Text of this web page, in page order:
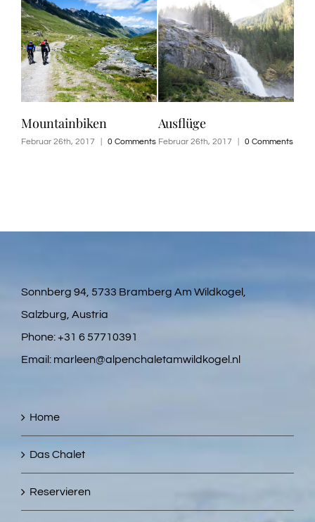
Mountainbiken
Februar 26th, 2017 0 Comments
Ausflüge
Februar 26th, 2017 0 Comments
Sonnberg 94, 5733 Bramberg Am Wildkogel,
Salzburg, Austria
Phone:+31 6 57710391
Email: marleen@alpenchaletamwildkogel.nl
Home
Das Chalet
Reservieren